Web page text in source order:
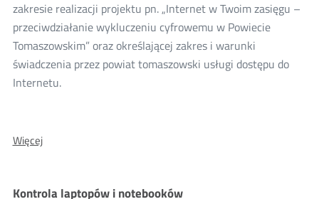
zakresie realizacji projektu pn. „Internet w Twoim zasięgu –
przeciwdziałanie wykluczeniu cyfrowemu w Powiecie
Tomaszowskim” oraz określającej zakres i warunki
świadczenia przez powiat tomaszowski usługi dostępu do
Internetu.
WięcejO:
decyzji
Kontrola laptopów i notebooków